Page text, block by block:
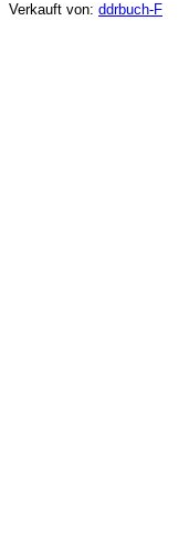
Verkauft von: ddrbuch-F